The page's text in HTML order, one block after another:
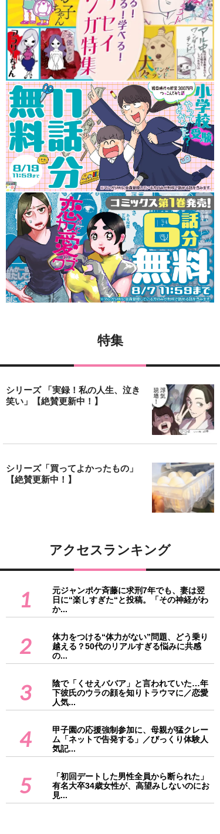
特集
シリーズ 「実録！私の人生、泣き
笑い」【絶賛更新中！】
シリーズ「買ってよかったもの」
【絶賛更新中！】
アクセスランキング
1
元ジャンポケ斉藤に求刑7年でも、妻は翌
日に“楽しすぎた“と投稿。「その神経がわ
か...
2
体力をつける“体力がない”問題、どう乗り
越える？50代のリアルすぎる悩みに共感
の...
3
陰で「くせえババア」と言われていた…年
下彼氏のウラの顔を知りトラウマに／恋愛
人気...
4
甲子園の応援強制参加に、母親が猛クレー
ム「ネットで告発する」／びっくり体験人
気記...
5
「初回デートした男性全員から断られた」
有名大卒34歳女性が、高望みしないのにお
見...